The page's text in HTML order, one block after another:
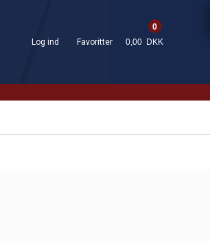
Log ind Favoritter
0
0,00 DKK